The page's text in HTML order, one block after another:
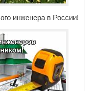
инженера в России!